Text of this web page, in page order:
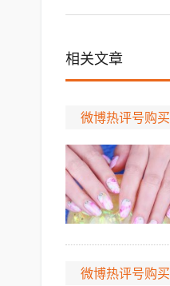
相关文章
微博热评号购买
微博热评号购买